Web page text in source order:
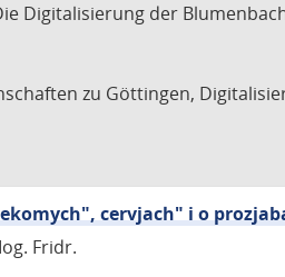
Digitalisierung der
zu Göttingen,
cervjach" i o
Fridr.